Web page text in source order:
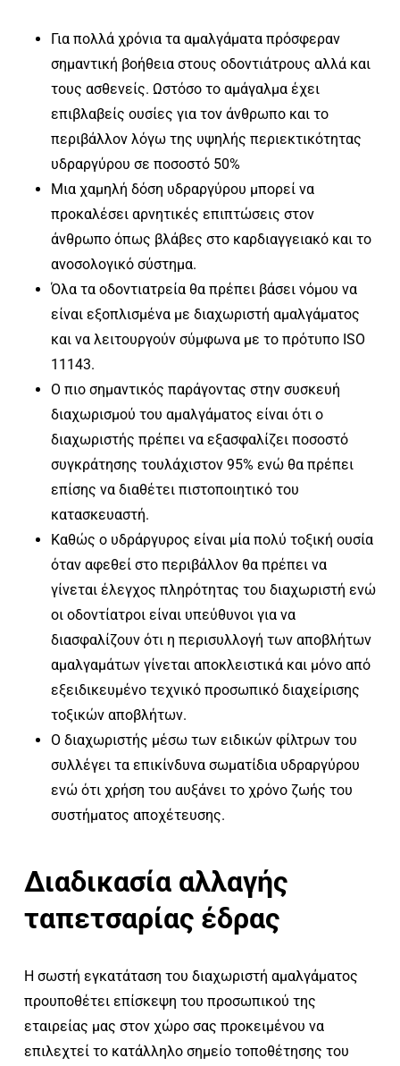
Για πολλά χρόνια τα αμαλγάματα πρόσφεραν
σημαντική βοήθεια στους οδοντιάτρους αλλά και
τους ασθενείς. Ωστόσο το αμάγαλμα έχει
επιβλαβείς ουσίες για τον άνθρωπο και το
περιβάλλον λόγω της υψηλής περιεκτικότητας
υδραργύρου σε ποσοστό 50%
Μια χαμηλή δόση υδραργύρου μπορεί να
προκαλέσει αρνητικές επιπτώσεις στον
άνθρωπο όπως βλάβες στο καρδιαγγειακό και το
ανοσολογικό σύστημα.
Όλα τα οδοντιατρεία θα πρέπει βάσει νόμου να
είναι εξοπλισμένα με διαχωριστή αμαλγάματος
και να λειτουργούν σύμφωνα με το πρότυπο ISO
11143.
Ο πιο σημαντικός παράγοντας στην συσκευή
διαχωρισμού του αμαλγάματος είναι ότι ο
διαχωριστής πρέπει να εξασφαλίζει ποσοστό
συγκράτησης τουλάχιστον 95% ενώ θα πρέπει
επίσης να διαθέτει πιστοποιητικό του
κατασκευαστή.
Καθώς ο υδράργυρος είναι μία πολύ τοξική ουσία
όταν αφεθεί στο περιβάλλον θα πρέπει να
γίνεται έλεγχος πληρότητας του διαχωριστή ενώ
οι οδοντίατροι είναι υπεύθυνοι για να
διασφαλίζουν ότι η περισυλλογή των αποβλήτων
αμαλγαμάτων γίνεται αποκλειστικά και μόνο από
εξειδικευμένο τεχνικό προσωπικό διαχείρισης
τοξικών αποβλήτων.
Ο διαχωριστής μέσω των ειδικών φίλτρων του
συλλέγει τα επικίνδυνα σωματίδια υδραργύρου
ενώ ότι χρήση του αυξάνει το χρόνο ζωής του
συστήματος αποχέτευσης.
Διαδικασία αλλαγής
ταπετσαρίας έδρας
Η σωστή εγκατάταση του διαχωριστή αμαλγάματος
προυποθέτει επίσκεψη του προσωπικού της
εταιρείας μας στον χώρο σας προκειμένου να
επιλεχτεί το κατάλληλο σημείο τοποθέτησης του